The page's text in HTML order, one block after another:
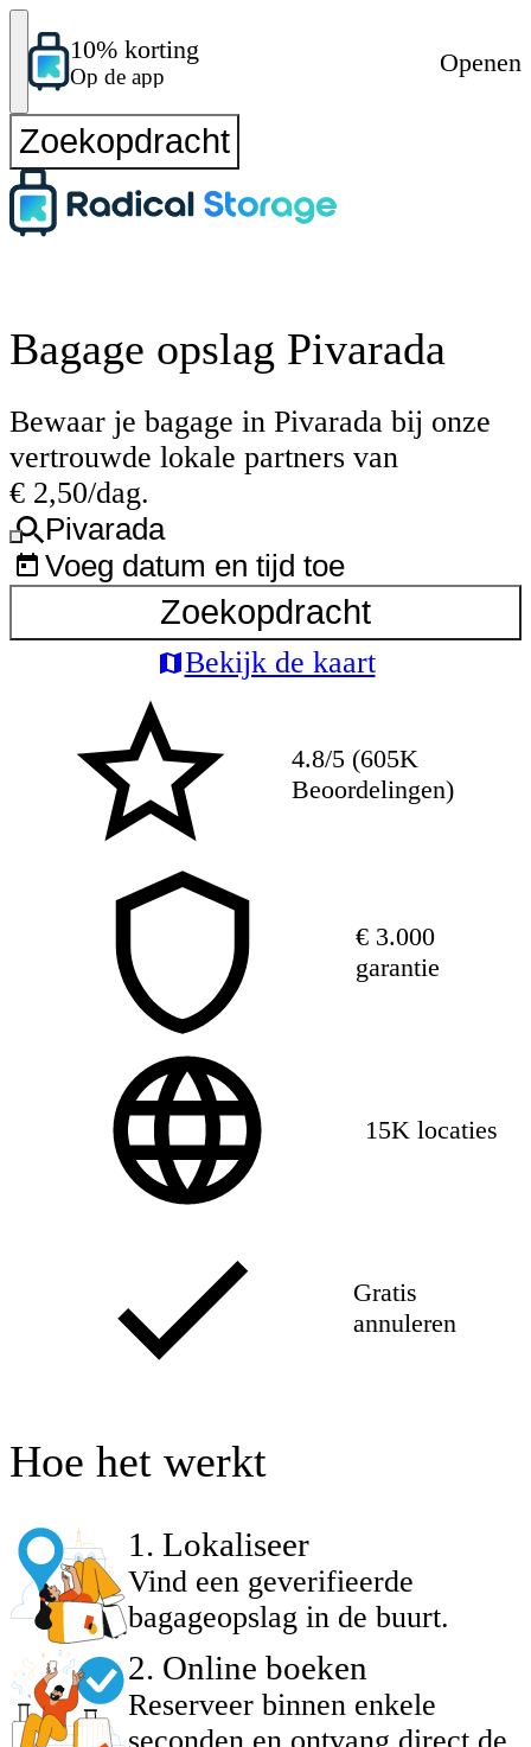
10% korting
Op de app
Openen
Zoekopdracht
Bagage opslag Pivarada
Bewaar je bagage in Pivarada bij onze
vertrouwde lokale partners van
€ 2,50/dag.
Pivarada
Voeg datum en tijd toe
Zoekopdracht
Bekijk de kaart
4.8/5 (605K
Beoordelingen)
€ 3.000
garantie
15K locaties
Gratis
annuleren
Hoe het werkt
1 . Lokaliseer
Vind een geverifieerde
bagageopslag in de buurt.
2. Online boeken
Reserveer binnen enkele